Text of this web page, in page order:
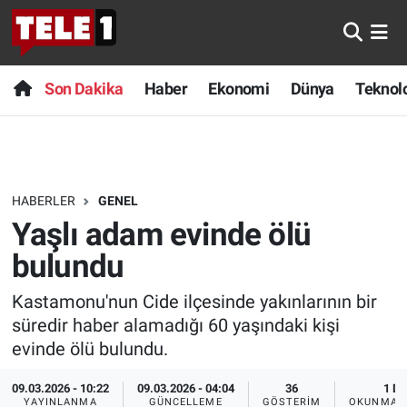
Son Dakika Haber Ekonomi Dünya
HABERLER GENEL
Yaşlı adam evinde ölü
bulundu
Kastamonu'nun Cide ilçesinde yakınlarının bir
süredir haber alamadığı 60 yaşındaki kişi
evinde ölü bulundu.
09.03.2026 - 10:22
YAYINLANMA
09.03.2026 - 04:04
GÜNCELLEME
36
GÖSTERIM
1 DK
OKUNMA
Anında Manşet
Başka Sohbetler
Bilim turu
Bilim ve Teknoloji Evreni
Doğa Konuşuyor
Dünya
Ege Saati
Son Dakika
Haber
Dünya
Teknoloji
Sağlık
Spor
Yayın Akışı
Nöbetçi Eczaneler
Hava Durumu
Trafik Durumu
Süper Lig Puan Durumu ve Fikstür
Tüm Manşetler
Son Dakika Haberleri
Haber Arşivi